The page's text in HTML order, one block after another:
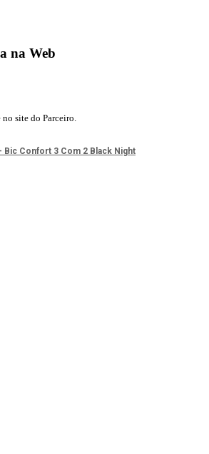
na Web
site do Parceiro.
Bic Confort 3 Com 2 Black Night